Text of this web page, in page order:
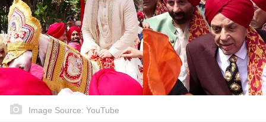
Image Source: YouTube